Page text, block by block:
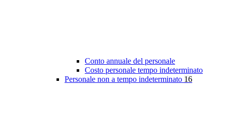
Conto annuale del personale
Costo personale tempo indeterminato
Personale non a tempo indeterminato 16